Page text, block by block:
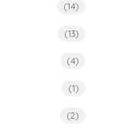
(14)
(13)
(4)
(1)
(2)